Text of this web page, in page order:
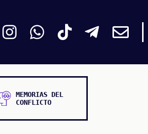
MEMORIAS DEL
CONFLICTO